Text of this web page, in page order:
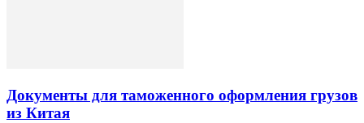
Документы для таможенного оформления грузов
из Китая